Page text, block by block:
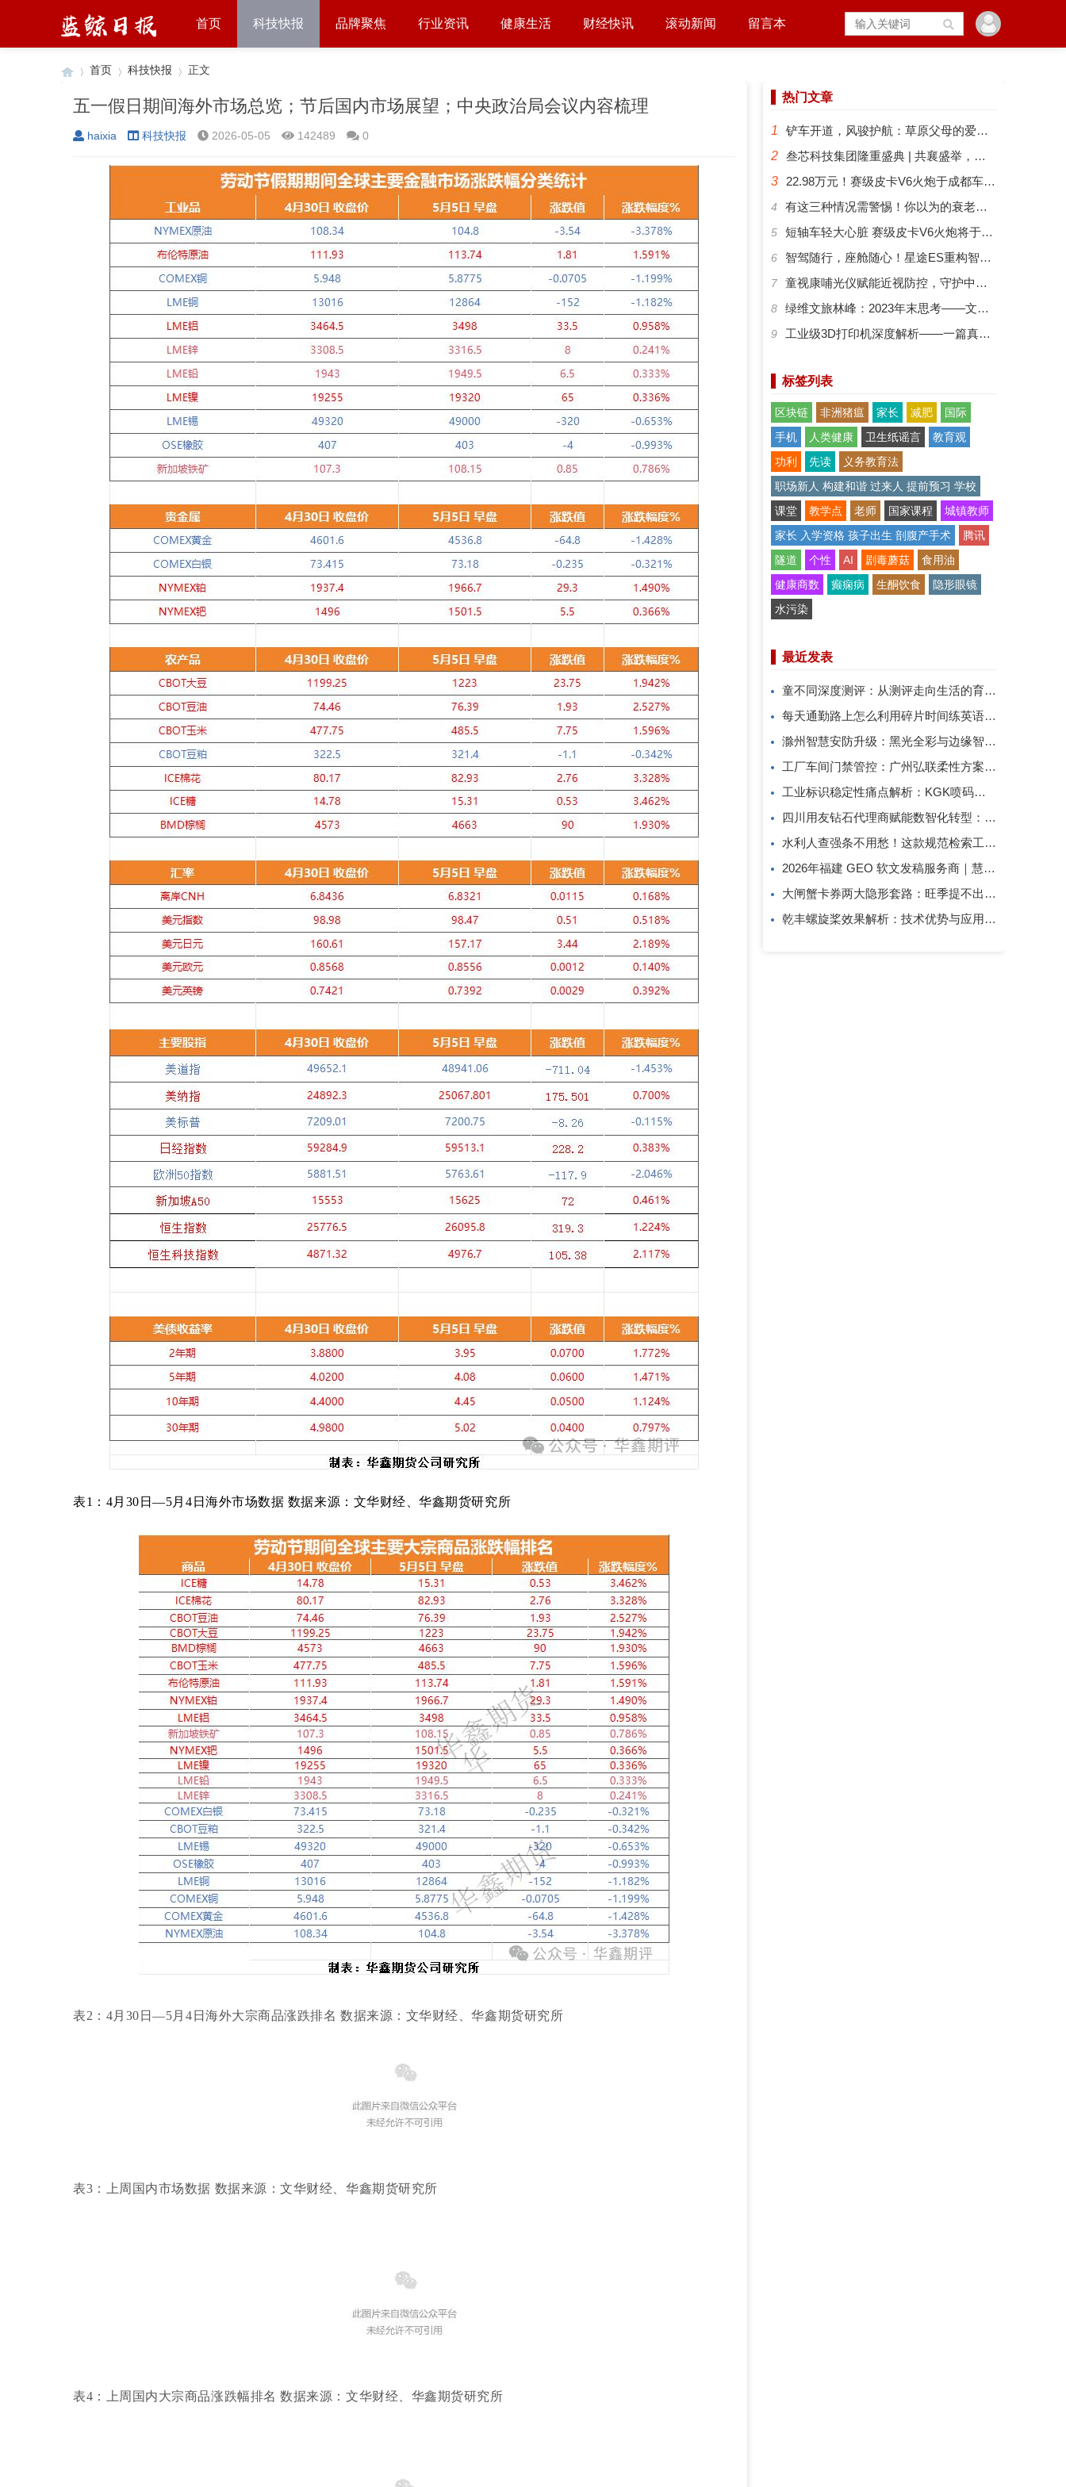
首页 科技快报 品牌聚焦 行业资讯 健康生活 财经快讯 滚动新闻 留言本
›
首页
›
科技快报
›
正文
五一假日期间海外市场总览；节后国内市场展望；中央政治局会议内容梳理
haixia 科技快报 2026-05-05 142489 0
表1：4月30日—5月4日海外市场数据 数据来源：文华财经、华鑫期货研究所
表2：4月30日—5月4日海外大宗商品涨跌排名 数据来源：文华财经、华鑫期货研究所
表3：上周国内市场数据 数据来源：文华财经、华鑫期货研究所
表4：上周国内大宗商品涨跌幅排名 数据来源：文华财经、华鑫期货研究所
热门文章
1
铲车开道，风骏护航：草原父母的爱有多硬核？
2 叁芯科技集团隆重盛典 | 共襄盛举，筑梦未来
3
22.98万元！赛级皮卡V6火炮于成都车展正式预售
4 ​有这三种情况需警惕！你以为的衰老可能是“大脑预警”
5 短轴车轻大心脏 赛级皮卡V6火炮将于成都车展开启预售
6 智驾随行，座舱随心！星途ES重构智能化出行新体验
7 ​童视康哺光仪赋能近视防控，守护中国孩子的清晰视界
8 绿维文旅林峰：2023年末思考——文旅新势力与文旅新时代
9 工业级3D打印机深度解析——一篇真正能帮你选对机器的指南
标签列表
区块链 非洲猪瘟 家长 减肥
国际
手机
人类健康 卫生纸谣言
教育观
功利
先读
义务教育法
职场新人 构建和谐 过来人 提前预习 学校
课堂
教学点 老师 国家课程
城镇教师
家长 入学资格 孩子出生 剖腹产手术
腾讯
隧道
个性 AI 剧毒蘑菇
食用油
健康商数
癫痫病 生酮饮食
隐形眼镜
水污染
最近发表
童不同深度测评：从测评走向生活的育儿系统
每天通勤路上怎么利用碎片时间练英语口语？
滁州智慧安防升级：黑光全彩与边缘智算方案解析
工厂车间门禁管控：广州弘联柔性方案解析
工业标识稳定性痛点解析：KGK喷码技术的应对逻辑
四川用友钻石代理商赋能数智化转型：成都创跃科技的行业观察
水利人查强条不用愁！这款规范检索工具一键搞定
2026年福建 GEO 软文发稿服务商｜慧品宣：以 AI 技术赋能品牌全域传播
大闸蟹卡券两大隐形套路：旺季提不出、过期直接亏！
乾丰螺旋桨效果解析：技术优势与应用价值